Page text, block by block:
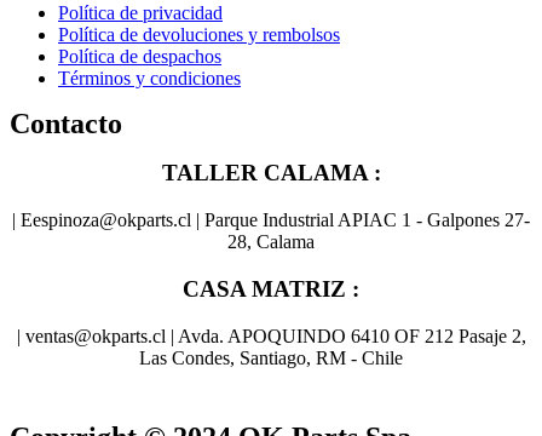
Política de privacidad
Política de devoluciones y rembolsos
Política de despachos
Términos y condiciones
Contacto
TALLER CALAMA :
| Eespinoza@okparts.cl | Parque Industrial APIAC 1 - Galpones 27-
28, Calama
CASA MATRIZ :
| ventas@okparts.cl | Avda. APOQUINDO 6410 OF 212 Pasaje 2,
Las Condes, Santiago, RM - Chile